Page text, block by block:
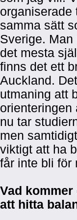
organiserade
samma sätt
Sverige.
det mesta
finns det ett
Auckland.
utmaning att
orienteringen
nu tar
men
viktigt att ha
får inte bli för
Vad
att hitta